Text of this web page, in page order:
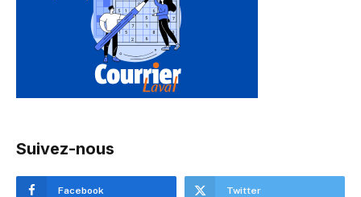
Suivez-nous
Facebook Twitter